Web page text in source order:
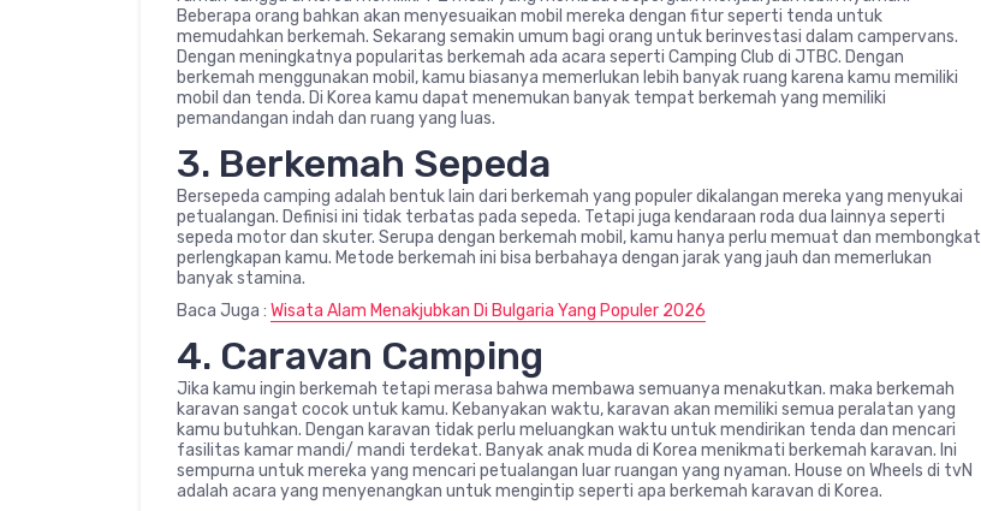
Beberapa orang bahkan akan menyesuaikan mobil mereka dengan fitur seperti tenda untuk
memudahkan berkemah. Sekarang semakin umum bagi orang untuk berinvestasi dalam campervans.
Dengan meningkatnya popularitas berkemah ada acara seperti Camping Club di JTBC. Dengan
berkemah menggunakan mobil, kamu biasanya memerlukan lebih banyak ruang karena kamu memiliki
mobil dan tenda. Di Korea kamu dapat menemukan banyak tempat berkemah yang memiliki
pemandangan indah dan ruang yang luas.
3. Berkemah Sepeda
Bersepeda camping adalah bentuk lain dari berkemah yang populer dikalangan mereka yang menyukai
petualangan. Definisi ini tidak terbatas pada sepeda. Tetapi juga kendaraan roda dua lainnya seperti
sepeda motor dan skuter. Serupa dengan berkemah mobil, kamu hanya perlu memuat dan membongkat
perlengkapan kamu. Metode berkemah ini bisa berbahaya dengan jarak yang jauh dan memerlukan
banyak stamina.
Baca Juga : Wisata Alam Menakjubkan Di Bulgaria Yang Populer 2026
4. Caravan Camping
Jika kamu ingin berkemah tetapi merasa bahwa membawa semuanya menakutkan. maka berkemah
karavan sangat cocok untuk kamu. Kebanyakan waktu, karavan akan memiliki semua peralatan yang
kamu butuhkan. Dengan karavan tidak perlu meluangkan waktu untuk mendirikan tenda dan mencari
fasilitas kamar mandi/ mandi terdekat. Banyak anak muda di Korea menikmati berkemah karavan. Ini
sempurna untuk mereka yang mencari petualangan luar ruangan yang nyaman. House on Wheels di tvN
adalah acara yang menyenangkan untuk mengintip seperti apa berkemah karavan di Korea.